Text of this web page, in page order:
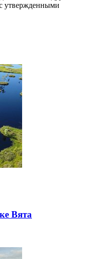
утвержденными
Вята